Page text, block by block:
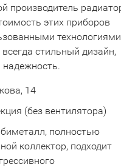
производитель
этих приборов
стильный дизайн,
14
(без вентилятора)
биметалл, полностью
коллектор, подходит